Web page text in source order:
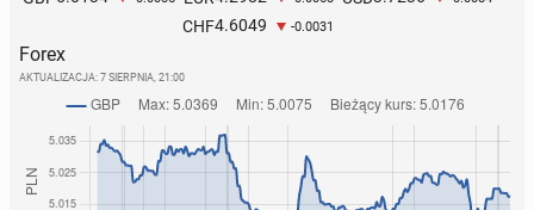
CHF4.6049 -0.0031
Forex
AKTUALIZACJA: 7 SIERPNIA, 21:00